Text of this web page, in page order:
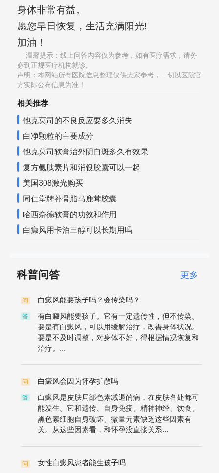
身体非常有益。
愿您早日恢复，生活充满阳光!
加油！
温馨提示：线上问答内容仅为参考，如有医疗需求，请务
必到正规医疗机构就诊,
声明：本网站所有医院信息整理仅供大家参考，一切以医院官
方实际公布信息为准！
相关推荐
他克莫司的不良反应要多久消失
白净颗粒的主要成分
他克莫司软膏治外阴白斑多久有效果
复方氨肽素片和消银胶囊可以一起
美国308激光购买
同仁堂牌补骨脂马鹿茸胶囊
哈西奈德软膏的功效和作用
白癜风用卡泊三醇可以长期用吗
科普问答 更多
问 白癜风能要孩子吗？会传染吗？
答
有白癜风能要孩子。它有一定遗传性，但不传染。
要是有白癜风，可以用缓解治疗，改善身体状况。
要是不及时调整，对身体不好，得根据情况恢复和
治疗。...
问 白癜风会因为怀孕扩散吗
答
白癜风是皮肤局部色素减退的病，在皮肤各处都可
能发生。它和遗传、自身免疫、精神神经、饮食、
黑色素细胞自身破坏、微量元素缺乏这些因素有
关。从这些因素看，和怀孕没直接关系...
问 女性白癜风患者能生孩子吗